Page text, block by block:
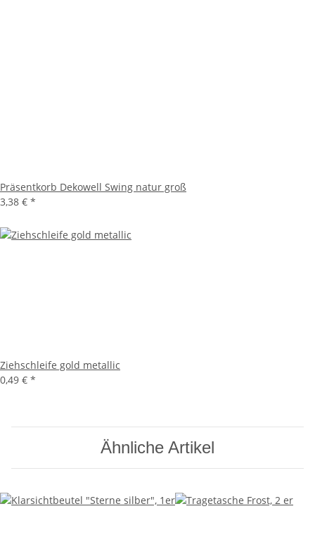
Präsentkorb Dekowell Swing natur groß
3,38 € *
Ziehschleife gold metallic
0,49 € *
Ähnliche Artikel